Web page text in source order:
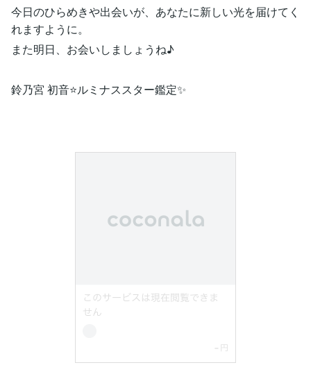
今日のひらめきや出会いが、あなたに新しい光を届けてく
れますように。
また明日、お会いしましょうね♪
鈴乃宮 初音⭐️ルミナススター鑑定✨​​​​​​​​​​​​​​​​